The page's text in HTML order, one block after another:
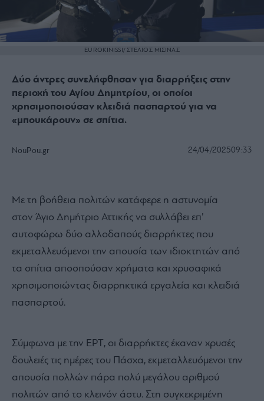
EUROKINISSI/ ΣΤΕΛΙΟΣ ΜΙΣΙΝΑΣ
Δύο άντρες συνελήφθησαν για διαρρήξεις στην
περιοχή του Αγίου Δημητρίου, οι οποίοι
χρησιμοποιούσαν κλειδιά πασπαρτού για να
«μπουκάρουν» σε σπίτια.
NouPou.gr 24/04/202509:33
Με τη βοήθεια πολιτών κατάφερε η αστυνομία
στον Άγιο Δημήτριο Αττικής να συλλάβει επ’
αυτοφώρω δύο αλλοδαπούς διαρρήκτες που
εκμεταλλευόμενοι την απουσία των ιδιοκτητών από
τα σπίτια αποσπούσαν χρήματα και χρυσαφικά
χρησιμοποιώντας διαρρηκτικά εργαλεία και κλειδιά
πασπαρτού.
Σύμφωνα με την ΕΡΤ, οι διαρρήκτες έκαναν χρυσές
δουλειές τις ημέρες του Πάσχα, εκμεταλλευόμενοι την
απουσία πολλών πάρα πολύ μεγάλου αριθμού
πολιτών από το κλεινόν άστυ. Στη συγκεκριμένη